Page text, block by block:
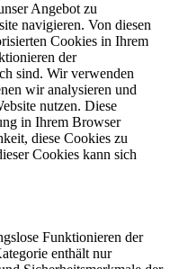
Angebot zu
navigieren. Von diesen
Cookies in Ihrem
der
sind. Wir verwenden
wir analysieren und
nutzen. Diese
in Ihrem Browser
diese Cookies zu
Cookies kann sich
Funktionieren der
enthält nur